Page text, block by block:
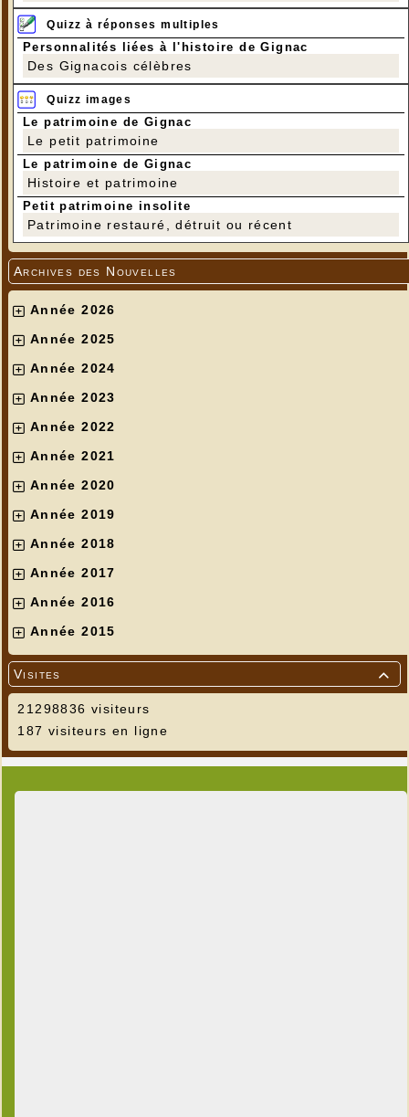
Quizz à réponses multiples
Personnalités liées à l'histoire de Gignac
Des Gignacois célèbres
Quizz images
Le patrimoine de Gignac
Le petit patrimoine
Le patrimoine de Gignac
Histoire et patrimoine
Petit patrimoine insolite
Patrimoine restauré, détruit ou récent
Archives des Nouvelles
Année 2026
Année 2025
Année 2024
Année 2023
Année 2022
Année 2021
Année 2020
Année 2019
Année 2018
Année 2017
Année 2016
Année 2015

Visites
21298836 visiteurs
187 visiteurs en ligne